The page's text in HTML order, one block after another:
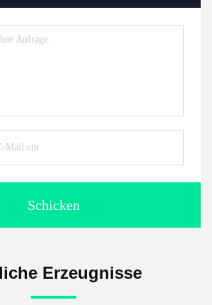
Schicken
Erzeugnisse